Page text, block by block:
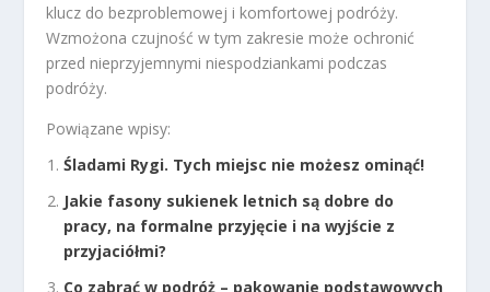
klucz do bezproblemowej i komfortowej podróży.
Wzmożona czujność w tym zakresie może ochronić
przed nieprzyjemnymi niespodziankami podczas
podróży.
Powiązane wpisy:
Śladami Rygi. Tych miejsc nie możesz ominąć!
Jakie fasony sukienek letnich są dobre do
pracy, na formalne przyjęcie i na wyjście z
przyjaciółmi?
Co zabrać w podróż – pakowanie podstawowych